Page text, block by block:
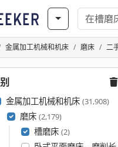
金属加工机械和机床 磨床 二
金属加工机械和机床 (31,908)
磨床 (2,179)
槽磨床 (2)